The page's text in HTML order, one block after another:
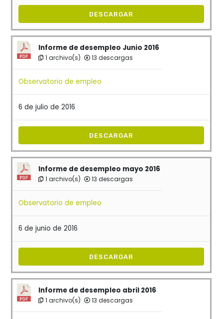
DESCARGAR
Informe de desempleo Junio 2016
1 archivo(s) 13 descargas
Observatorio de empleo
6 de julio de 2016
DESCARGAR
Informe de desempleo mayo 2016
1 archivo(s) 13 descargas
Observatorio de empleo
6 de junio de 2016
DESCARGAR
Informe de desempleo abril 2016
1 archivo(s) 13 descargas